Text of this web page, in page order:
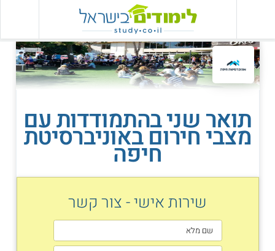
תואר שני בהתמודדות עם
מצבי חירום באוניברסיטת
חיפה
שירות אישי - צור קשר